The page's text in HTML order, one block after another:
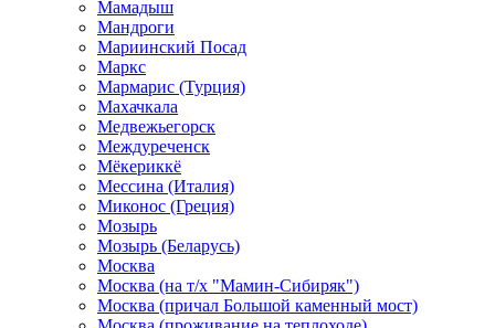
Мамадыш
Мандроги
Мариинский Посад
Маркс
Мармарис (Турция)
Махачкала
Медвежьегорск
Междуреченск
Мёкериккё
Мессина (Италия)
Миконос (Греция)
Мозырь
Мозырь (Беларусь)
Москва
Москва (на т/х "Мамин-Сибиряк")
Москва (причал Большой каменный мост)